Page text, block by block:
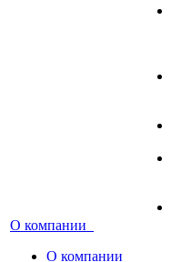
О компании
О компании